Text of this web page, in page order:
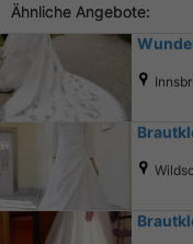
Ähnliche Angebote: